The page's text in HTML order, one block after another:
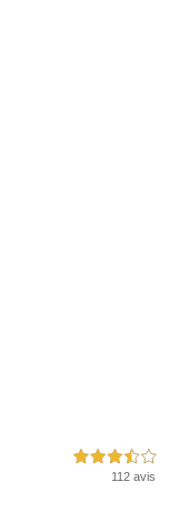
3,5 étoiles sur 5
112 avis